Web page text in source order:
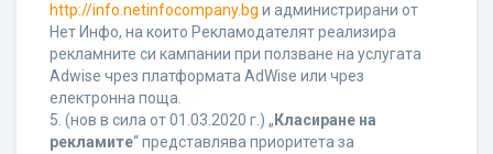
http://info.netinfocompany.bg и администрирани от
Нет Инфо, на които Рекламодателят реализира
рекламните си кампании при ползване на услугата
Adwise чрез платформата AdWise или чрез
електронна поща.
5. (нов в сила от 01.03.2020 г.) „ Класиране на
рекламите“ представлява приоритета за